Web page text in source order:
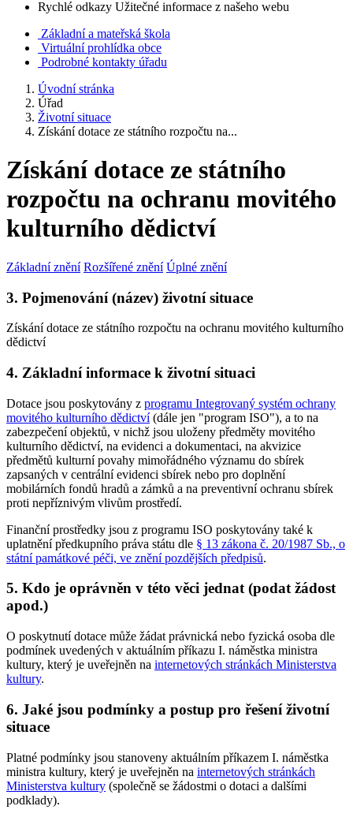
Rychlé odkazy Užitečné informace z našeho webu
Základní a mateřská škola
Virtuální prohlídka obce
Podrobné kontakty úřadu
Úvodní stránka
Úřad
Životní situace
Získání dotace ze státního rozpočtu na...
Získání dotace ze státního
rozpočtu na ochranu movitého
kulturního dědictví
Základní znění Rozšířené znění Úplné znění
3. Pojmenování (název) životní situace
Získání dotace ze státního rozpočtu na ochranu movitého kulturního
dědictví
4. Základní informace k životní situaci
Dotace jsou poskytovány z programu Integrovaný systém ochrany
movitého kulturního dědictví(dále jen "program ISO"), a to na
zabezpečení objektů, v nichž jsou uloženy předměty movitého
kulturního dědictví, na evidenci a dokumentaci, na akvizice
předmětů kulturní povahy mimořádného významu do sbírek
zapsaných v centrální evidenci sbírek nebo pro doplnění
mobilárních fondů hradů a zámků a na preventivní ochranu sbírek
proti nepříznivým vlivům prostředí.
Finanční prostředky jsou z programu ISO poskytovány také k
uplatnění předkupního práva státu dle § 13 zákona č. 20/1987 Sb., o
státní památkové péči, ve znění pozdějších předpisů.
5. Kdo je oprávněn v této věci jednat (podat žádost
apod.)
O poskytnutí dotace může žádat právnická nebo fyzická osoba dle
podmínek uvedených v aktuálním příkazu I. náměstka ministra
kultury, který je uveřejněn na internetových stránkách Ministerstva
kultury.
6. Jaké jsou podmínky a postup pro řešení životní
situace
Platné podmínky jsou stanoveny aktuálním příkazem I. náměstka
ministra kultury, který je uveřejněn na internetových stránkách
Ministerstva kultury (společně se žádostmi o dotaci a dalšími
podklady).